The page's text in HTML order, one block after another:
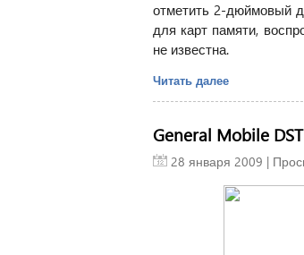
отметить 2-дюймовый
для карт памяти,
не известна.
Читать далее
General Mobile
28 января 2009 |